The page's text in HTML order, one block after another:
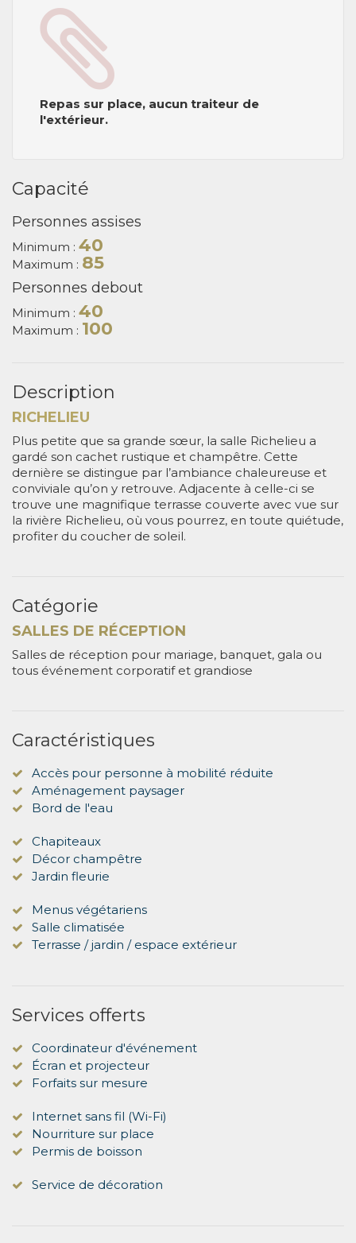
Repas sur place, aucun traiteur de
l'extérieur.
Capacité
Personnes assises
Minimum : 40
Maximum : 85
Personnes debout
Minimum : 40
Maximum : 100
Description
RICHELIEU
Plus petite que sa grande sœur, la salle Richelieu a
gardé son cachet rustique et champêtre. Cette
dernière se distingue par l’ambiance chaleureuse et
conviviale qu’on y retrouve. Adjacente à celle-ci se
trouve une magnifique terrasse couverte avec vue sur
la rivière Richelieu, où vous pourrez, en toute quiétude,
profiter du coucher de soleil.
Catégorie
SALLES DE RÉCEPTION
Salles de réception pour mariage, banquet, gala ou
tous événement corporatif et grandiose
Caractéristiques
Accès pour personne à mobilité réduite
Aménagement paysager
Bord de l'eau
Chapiteaux
Décor champêtre
Jardin fleurie
Menus végétariens
Salle climatisée
Terrasse / jardin / espace extérieur
Services offerts
Coordinateur d'événement
Écran et projecteur
Forfaits sur mesure
Internet sans fil (Wi-Fi)
Nourriture sur place
Permis de boisson
Service de décoration